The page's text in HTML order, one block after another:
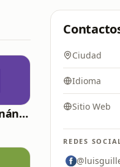
Miled Music Fernández
Ciudad
Idioma
Sitio Web
REDES